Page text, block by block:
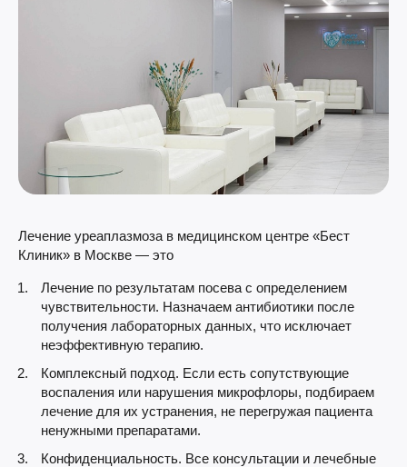
Лечение уреаплазмоза в медицинском центре «Бест
Клиник» в Москве — это
Лечение по результатам посева с определением
чувствительности. Назначаем антибиотики после
получения лабораторных данных, что исключает
неэффективную терапию.
Комплексный подход. Если есть сопутствующие
воспаления или нарушения микрофлоры, подбираем
лечение для их устранения, не перегружая пациента
ненужными препаратами.
Конфиденциальность. Все консультации и лечебные